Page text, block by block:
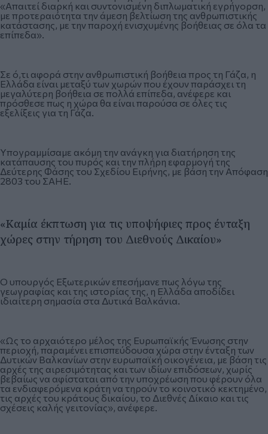
«Απαιτεί διαρκή και συντονισμένη διπλωματική εγρήγορση,
με προτεραιότητα την άμεση βελτίωση της ανθρωπιστικής
κατάστασης, με την παροχή ενισχυμένης βοήθειας σε όλα τα
επίπεδα».
Σε ό,τι αφορά στην ανθρωπιστική βοήθεια προς τη Γάζα, η
Ελλάδα είναι μεταξύ των χωρών που έχουν παράσχει τη
μεγαλύτερη βοήθεια σε πολλά επίπεδα, ανέφερε και
πρόσθεσε πως η χώρα θα είναι παρούσα σε όλες τις
εξελίξεις για τη Γάζα.
Υπογραμμίσαμε ακόμη την ανάγκη για διατήρηση της
κατάπαυσης του πυρός και την πλήρη εφαρμογή της
Δεύτερης Φάσης του Σχεδίου Ειρήνης, με βάση την Απόφαση
2803 του ΣΑΗΕ.
«Καμία έκπτωση για τις υποψήφιες προς ένταξη
χώρες στην τήρηση του Διεθνούς Δικαίου»
Ο υπουργός Εξωτερικών επεσήμανε πως λόγω της
γεωγραφίας και της ιστορίας της, η Ελλάδα αποδίδει
ιδιαίτερη σημασία στα Δυτικά Βαλκάνια.
«Ως το αρχαιότερο μέλος της Ευρωπαϊκής Ένωσης στην
περιοχή, παραμένει επισπεύδουσα χώρα στην ένταξη των
Δυτικών Βαλκανίων στην ευρωπαϊκή οικογένεια, με βάση τις
αρχές της αιρεσιμότητας και των ιδίων επιδόσεων, χωρίς
βεβαίως να αφίσταται από την υποχρέωση που φέρουν όλα
τα ενδιαφερόμενα κράτη να τηρούν το κοινοτικό κεκτημένο,
τις αρχές του κράτους δικαίου, το Διεθνές Δίκαιο και τις
σχέσεις καλής γειτονίας», ανέφερε.